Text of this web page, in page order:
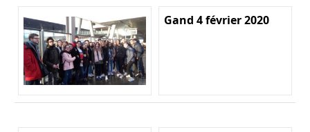
Gand 4 février 2020